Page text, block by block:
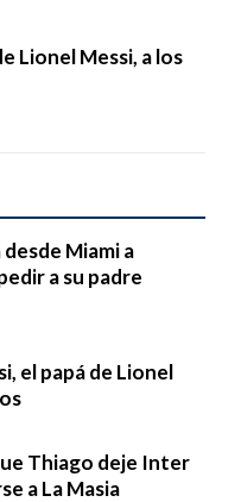
Lionel Messi, a los
Miami a
a su padre
el papá de Lionel
Thiago deje Inter
a La Masia